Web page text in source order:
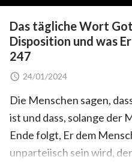
Das tägliche Wort
Disposition und was
247
24/01/2024
Die Menschen sagen,
ist und dass, solange der
Ende folgt, Er dem
unparteiisch sein wird,